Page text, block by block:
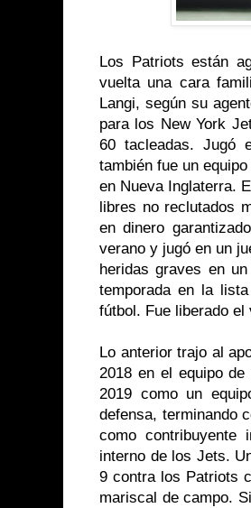
Los Patriots están
vuelta una cara
Langi, según su
para los New York
60 tacleadas. Jugó
también fue un
en Nueva Inglaterra.
libres no reclutados
en dinero
verano y jugó en un
heridas graves en
temporada en la
fútbol. Fue liberado
Lo anterior trajo al
2018 en el equipo
2019 como un
defensa, terminando
como contribuyente
interno de los Jets.
9 contra los Patriots
mariscal de campo.